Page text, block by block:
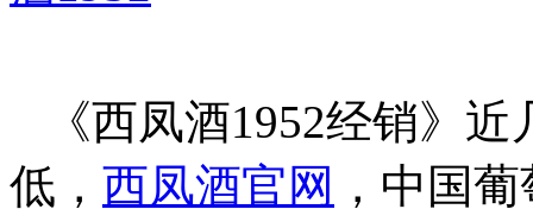
《西凤酒1952经销》近
低， 西凤酒官网 ，中国